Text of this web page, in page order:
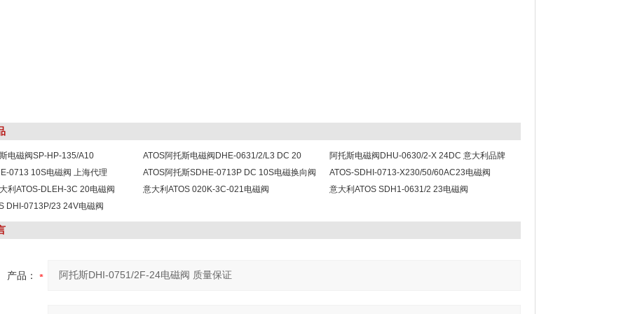
电磁阀SP-HP-135/A10 ATOS阿托斯电磁阀DHE-0631/2/L3 DC 20
阿托斯电磁阀DHU-0630/2-X 24DC 意大利品牌
0713 10S电磁阀 上海代理
ATOS阿托斯SDHE-0713P DC 10S电磁换向阀
ATOS-SDHI-0713-X230/50/60AC23电磁阀
利ATOS-DLEH-3C 20电磁阀
意大利ATOS 020K-3C-021电磁阀
意大利ATOS SDH1-0631/2 23电磁阀
DHI-0713P/23 24V电磁阀
产品：